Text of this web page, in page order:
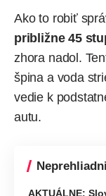
Ako to robiť
približne 45
zhora nadol.
špina a voda
vedie k
autu.
AKTUÁLNE: